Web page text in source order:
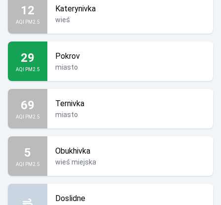
12
AQI PM2.5
Katerynivka
wieś
29
AQI PM2.5
Pokrov
miasto
69
AQI PM2.5
Ternivka
miasto
5
AQI PM2.5
Obukhivka
wieś miejska
Doslidne